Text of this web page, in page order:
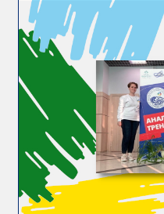
Документы
для
самостоятельной
работы
Учебно-
методические
издания